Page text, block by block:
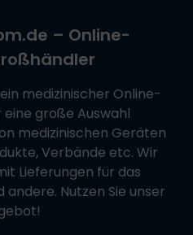
– Online-
medizinischer Online-
große Auswahl
medizinischen Geräten
Verbände etc. Wir
Lieferungen für das
andere. Nutzen Sie unser